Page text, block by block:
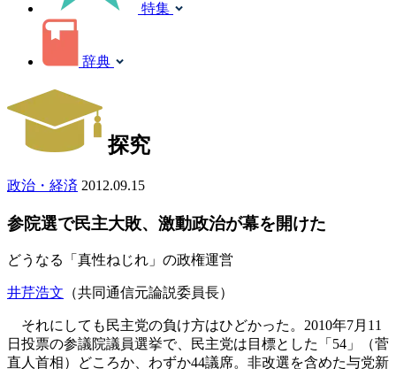
特集
辞典
探究
政治・経済 2012.09.15
参院選で民主大敗、激動政治が幕を開けた
どうなる「真性ねじれ」の政権運営
井芹浩文 （共同通信元論説委員長）
それにしても民主党の負け方はひどかった。2010年7月11
日投票の参議院議員選挙で、民主党は目標とした「54」（菅
直人首相）どころか、わずか44議席。非改選を含めた与党新